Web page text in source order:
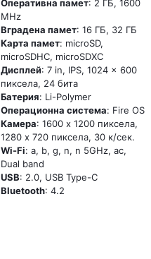
Оперативна памет: 2 ГБ, 1600
MHz
Вградена памет: 16 ГБ, 32 ГБ
Карта памет: microSD,
microSDHC, microSDXC
Дисплей: 7 in, IPS, 1024 x 600
пиксела, 24 бита
Батерия: Li-Polymer
Операционна система: Fire OS
Камера: 1600 x 1200 пиксела,
1280 x 720 пиксела, 30 к/сек.
Wi-Fi: a, b, g, n, n 5GHz, ac,
Dual band
USB: 2.0, USB Type-C
Bluetooth: 4.2